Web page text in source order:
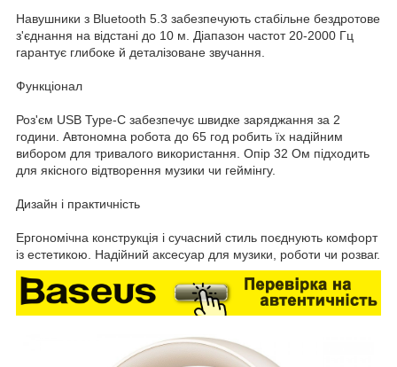
Навушники з Bluetooth 5.3 забезпечують стабільне бездротове
з'єднання на відстані до 10 м. Діапазон частот 20-2000 Гц
гарантує глибоке й деталізоване звучання.
Функціонал
Роз'єм USB Type-C забезпечує швидке заряджання за 2
години. Автономна робота до 65 год робить їх надійним
вибором для тривалого використання. Опір 32 Ом підходить
для якісного відтворення музики чи геймінгу.
Дизайн і практичність
Ергономічна конструкція і сучасний стиль поєднують комфорт
із естетикою. Надійний аксесуар для музики, роботи чи розваг.